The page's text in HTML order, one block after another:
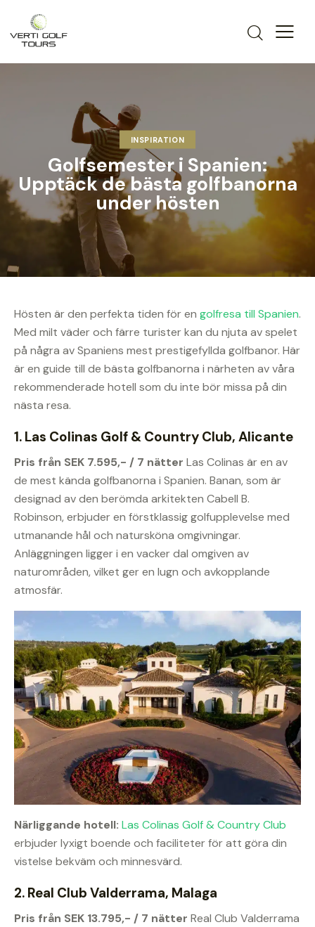
INSPIRATION
Golfsemester i Spanien:
Upptäck de bästa golfbanorna
under hösten
Hösten är den perfekta tiden för en golfresa till Spanien.
Med milt väder och färre turister kan du njuta av spelet
på några av Spaniens mest prestigefyllda golfbanor. Här
är en guide till de bästa golfbanorna i närheten av våra
rekommenderade hotell som du inte bör missa på din
nästa resa.
1. Las Colinas Golf & Country Club, Alicante
Pris från SEK 7.595,- / 7 nätter Las Colinas är en av
de mest kända golfbanorna i Spanien. Banan, som är
designad av den berömda arkitekten Cabell B.
Robinson, erbjuder en förstklassig golfupplevelse med
utmanande hål och natursköna omgivningar.
Anläggningen ligger i en vacker dal omgiven av
naturområden, vilket ger en lugn och avkopplande
atmosfär.
Närliggande hotell: Las Colinas Golf & Country Club
erbjuder lyxigt boende och faciliteter för att göra din
vistelse bekväm och minnesvärd.
2. Real Club Valderrama, Malaga
Pris från SEK 13.795,- / 7 nätter Real Club Valderrama